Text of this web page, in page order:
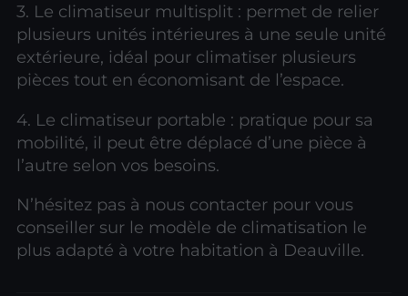
3. Le climatiseur multisplit : permet de relier
plusieurs unités intérieures à une seule unité
extérieure, idéal pour climatiser plusieurs
pièces tout en économisant de l’espace.
4. Le climatiseur portable : pratique pour sa
mobilité, il peut être déplacé d’une pièce à
l’autre selon vos besoins.
N’hésitez pas à nous contacter pour vous
conseiller sur le modèle de climatisation le
plus adapté à votre habitation à Deauville.